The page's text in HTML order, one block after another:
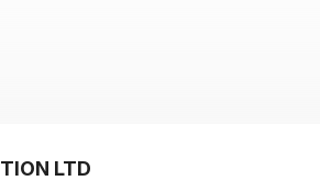
(March 2025 issue)
LTD